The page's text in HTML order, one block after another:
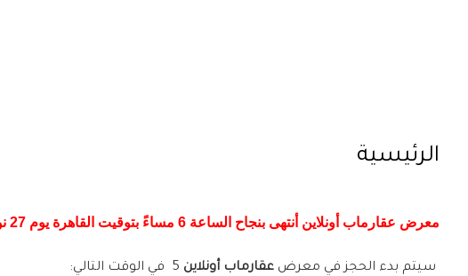
الرئيسية
معرض عقارماب أونلاين أنتهى بنجاح الساعة 6 مساءً بتوقيت القاهرة يوم 27 نوفمبر 2020. إذا لم تستطع حجز وحدة معنا، يسرنا أن نبلغك أنه سيتم الإعلان عن معرض جديد قريباً.
سيتم بدء الحجز في معرض عقارماب أونلاين